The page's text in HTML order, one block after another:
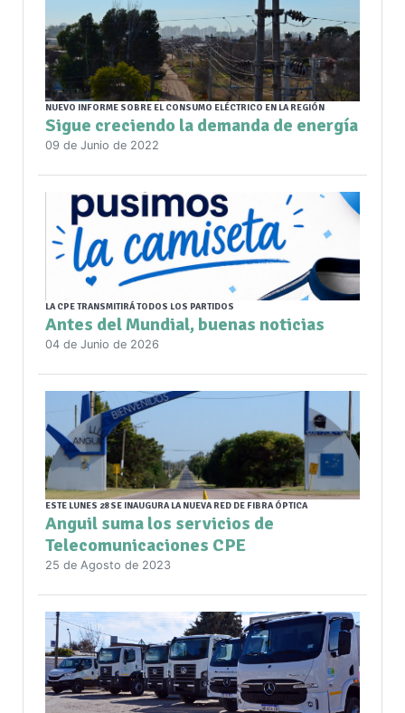
NUEVO INFORME SOBRE EL CONSUMO ELÉCTRICO EN LA REGIÓN
Sigue creciendo la demanda de energía
09 de Junio de 2022
LA CPE TRANSMITIRÁ TODOS LOS PARTIDOS
Antes del Mundial, buenas noticias
04 de Junio de 2026
ESTE LUNES 28 SE INAUGURA LA NUEVA RED DE FIBRA ÓPTICA
Anguil suma los servicios de
Telecomunicaciones CPE
25 de Agosto de 2023